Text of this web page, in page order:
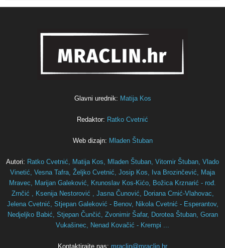
Glavni urednik: Matija Kos
Redaktor: Ratko Cvetnić
Web dizajn: Mladen Štuban
Autori: Ratko Cvetnić, Matija Kos, Mladen Štuban, Vitomir Štuban, Vlado
Vinetić, Vesna Tafra, Željko Cvetnić, Josip Kos, Iva Brozinčević, Maja
Mravec, Marijan Galeković, Krunoslav Kos-Kićo, Božica Krznarić - rođ.
Zrnčić , Ksenija Nestorović , Jasna Čunović, Doriana Crnić-Vlahovac,
Jelena Cvetnić, Stjepan Galeković - Benov, Nikola Cvetnić - Esperantov,
Nedjeljko Babić, Stjepan Čunčić, Zvonimir Šafar, Dorotea Štuban, Goran
Vukašinec, Nenad Kovačić - Krempi ...
Kontaktirajte nas: mraclin@mraclin.hr